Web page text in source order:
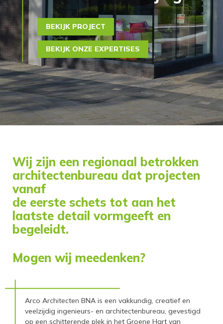
BEKIJK PROJECT
BEKIJK ONZE EXPERTISES
Wij zijn een regionaal betrokken
architectenbureau dat projecten
vanaf
de eerste schets tot aan het
laatste detail vormgeeft en
begeleidt.
Mogen wij meedenken?
Arco Architecten BNA is een vakkundig, creatief en
veelzijdig ingenieurs- en architectenbureau, gevestigd
op een schitterende plek in het Groene Hart van